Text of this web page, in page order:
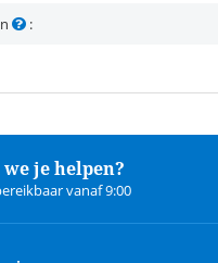
:
je helpen?
vanaf 9:00